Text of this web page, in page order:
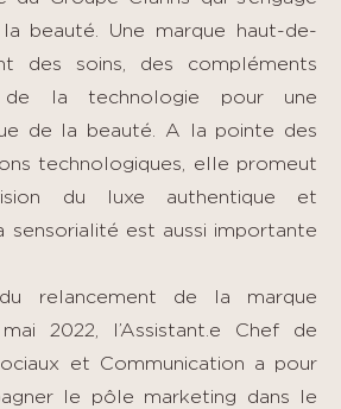
beauté. Une marque haut-de-
des soins, des compléments
de la technologie pour une
de la beauté. A la pointe des
technologiques, elle promeut
du luxe authentique et
sensorialité est aussi importante
relancement de la marque
2022, l’Assistant.e Chef de
et Communication a pour
le pôle marketing dans le